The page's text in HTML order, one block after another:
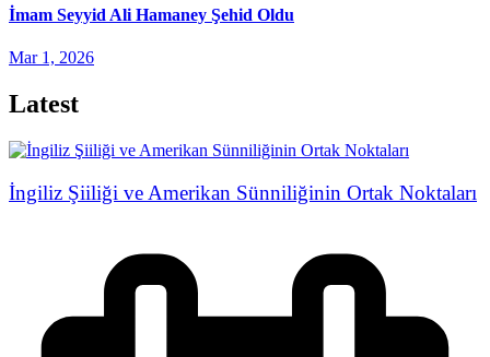
İmam Seyyid Ali Hamaney Şehid Oldu
Mar 1, 2026
Latest
İngiliz Şiiliği ve Amerikan Sünniliğinin Ortak Noktaları